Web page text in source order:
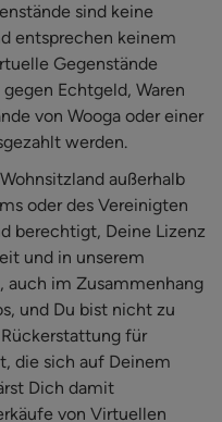
sind keine
entsprechen keinem
Gegenstände
Echtgeld, Waren
von Wooga oder einer
werden.
außerhalb
oder des Vereinigten
berechtigt, Deine Lizenz
und in unserem
auch im Zusammenhang
und Du bist nicht zu
für
die sich auf Deinem
Dich damit
von Virtuellen